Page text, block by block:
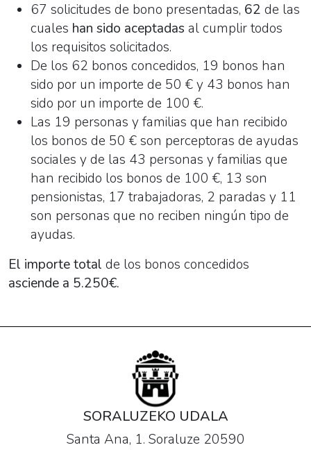
67 solicitudes de bono presentadas, 62 de las
cuales han sido aceptadas al cumplir todos
los requisitos solicitados.
De los 62 bonos concedidos, 19 bonos han
sido por un importe de 50 € y 43 bonos han
sido por un importe de 100 €.
Las 19 personas y familias que han recibido
los bonos de 50 € son perceptoras de ayudas
sociales y de las 43 personas y familias que
han recibido los bonos de 100 €, 13 son
pensionistas, 17 trabajadoras, 2 paradas y 11
son personas que no reciben ningún tipo de
ayudas.
El importe total de los bonos concedidos
asciende a 5.250€.
SORALUZEKO UDALA
Santa Ana, 1. Soraluze 20590